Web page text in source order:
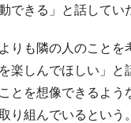
できる」と話してい
りも隣の人のことを
楽しんでほしい」と
とを想像できるよう
り組んでいるという。